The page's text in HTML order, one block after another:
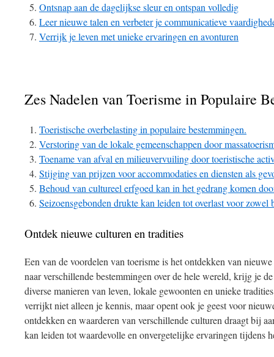
Ontsnap aan de dagelijkse sleur en ontspan volledig
Leer nieuwe talen en verbeter je communicatieve
Verrijk je leven met unieke ervaringen en avonturen
Zes Nadelen van Toerisme in Populaire
Toeristische overbelasting in populaire bestemmingen.
Verstoring van de lokale gemeenschappen door
Toename van afval en milieuvervuiling door toeristische
Stijging van prijzen voor accommodaties en diensten als
Behoud van cultureel erfgoed kan in het gedrang komen
Seizoensgebonden drukte kan leiden tot overlast voor zowel
Ontdek nieuwe culturen en tradities
Een van de voordelen van toerisme is het ontdekken van
naar verschillende bestemmingen over de hele wereld, krijg je
diverse manieren van leven, lokale gewoonten en unieke
verrijkt niet alleen je kennis, maar opent ook je geest voor
ontdekken en waarderen van verschillende culturen draagt bij
kan leiden tot waardevolle en onvergetelijke ervaringen tijdens